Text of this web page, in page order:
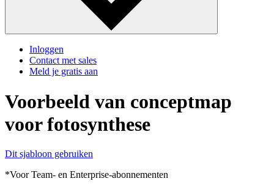
Inloggen
Contact met sales
Meld je gratis aan
Voorbeeld van conceptmap
voor fotosynthese
Dit sjabloon gebruiken
*Voor Team- en Enterprise-abonnementen